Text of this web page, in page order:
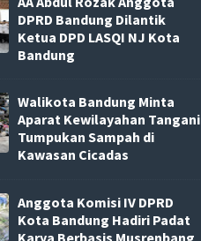
DPRD Bandung Dilantik
Ketua DPD LASQI NJ Kota
Bandung
Walikota Bandung Minta
Aparat Kewilayahan Tangani
Tumpukan Sampah di
Kawasan Cicadas
Anggota Komisi IV DPRD
Kota Bandung Hadiri Padat